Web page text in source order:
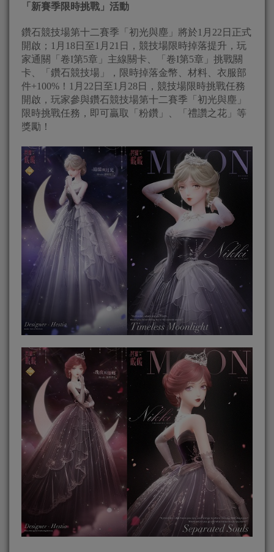
「新賽季限時挑戰」活動
鑽石競技場第十二賽季「初光與塵」將於1月22日正式
開啟；1月18日至1月21日，競技場限時掉落提升，玩
家通關「卷I第5章」主線關卡、「卷I第5章」挑戰關
卡、「鑽石競技場」，限時掉落金幣、材料、衣服部
件+100%！1月22日至1月28日，競技場限時挑戰任務
開啟，玩家參與鑽石競技場第十二賽季「初光與塵」
限時挑戰任務，即可贏取「粉鑽」、「禮讚之花」等
獎勵！